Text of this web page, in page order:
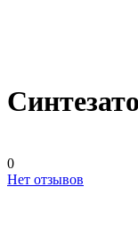
0
Нет отзывов